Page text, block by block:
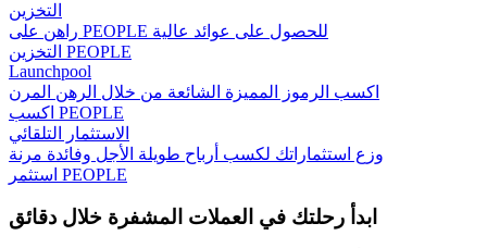
يكسب
التخزين
راهن على PEOPLE للحصول على عوائد عالية
التخزين PEOPLE
Launchpool
اكسب الرموز المميزة الشائعة من خلال الرهن المرن
اكسب PEOPLE
الاستثمار التلقائي
وزع استثماراتك لكسب أرباح طويلة الأجل وفائدة مرنة
استثمر PEOPLE
ابدأ رحلتك في العملات المشفرة خلال دقائق